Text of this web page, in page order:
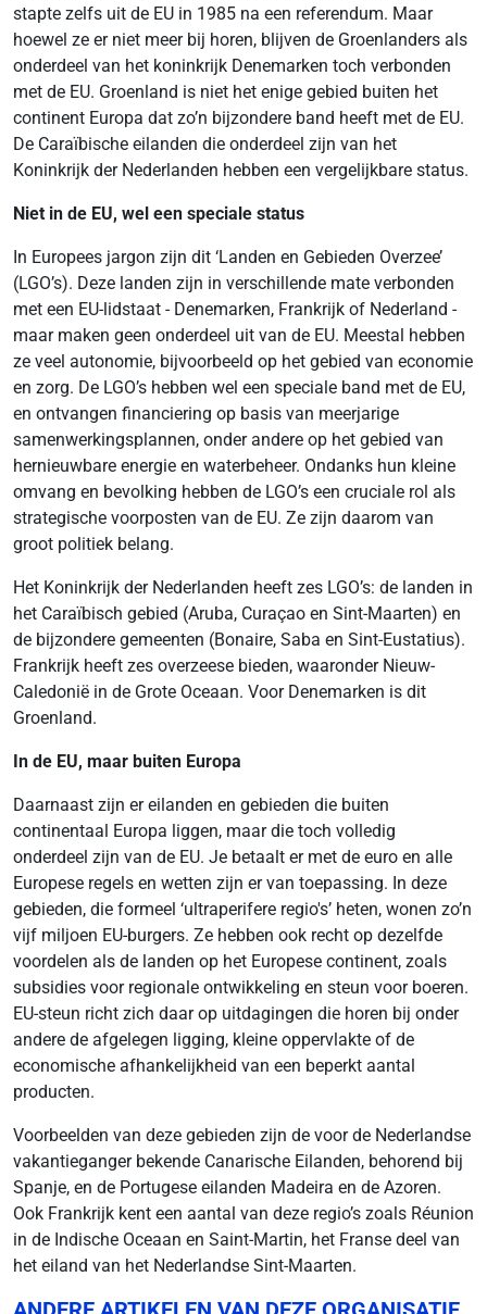
stapte zelfs uit de EU in 1985 na een referendum. Maar
hoewel ze er niet meer bij horen, blijven de Groenlanders als
onderdeel van het koninkrijk Denemarken toch verbonden
met de EU. Groenland is niet het enige gebied buiten het
continent Europa dat zo’n bijzondere band heeft met de EU.
De Caraïbische eilanden die onderdeel zijn van het
Koninkrijk der Nederlanden hebben een vergelijkbare status.
Niet in de EU, wel een speciale status
In Europees jargon zijn dit ‘Landen en Gebieden Overzee’
(LGO’s). Deze landen zijn in verschillende mate verbonden
met een EU-lidstaat - Denemarken, Frankrijk of Nederland -
maar maken geen onderdeel uit van de EU. Meestal hebben
ze veel autonomie, bijvoorbeeld op het gebied van economie
en zorg. De LGO’s hebben wel een speciale band met de EU,
en ontvangen financiering op basis van meerjarige
samenwerkingsplannen, onder andere op het gebied van
hernieuwbare energie en waterbeheer. Ondanks hun kleine
omvang en bevolking hebben de LGO’s een cruciale rol als
strategische voorposten van de EU. Ze zijn daarom van
groot politiek belang.
Het Koninkrijk der Nederlanden heeft zes LGO’s: de landen in
het Caraïbisch gebied (Aruba, Curaçao en Sint-Maarten) en
de bijzondere gemeenten (Bonaire, Saba en Sint-Eustatius).
Frankrijk heeft zes overzeese bieden, waaronder Nieuw-
Caledonië in de Grote Oceaan. Voor Denemarken is dit
Groenland.
In de EU, maar buiten Europa
Daarnaast zijn er eilanden en gebieden die buiten
continentaal Europa liggen, maar die toch volledig
onderdeel zijn van de EU. Je betaalt er met de euro en alle
Europese regels en wetten zijn er van toepassing. In deze
gebieden, die formeel ‘ultraperifere regio's’ heten, wonen zo’n
vijf miljoen EU-burgers. Ze hebben ook recht op dezelfde
voordelen als de landen op het Europese continent, zoals
subsidies voor regionale ontwikkeling en steun voor boeren.
EU-steun richt zich daar op uitdagingen die horen bij onder
andere de afgelegen ligging, kleine oppervlakte of de
economische afhankelijkheid van een beperkt aantal
producten.
Voorbeelden van deze gebieden zijn de voor de Nederlandse
vakantieganger bekende Canarische Eilanden, behorend bij
Spanje, en de Portugese eilanden Madeira en de Azoren.
Ook Frankrijk kent een aantal van deze regio’s zoals Réunion
in de Indische Oceaan en Saint-Martin, het Franse deel van
het eiland van het Nederlandse Sint-Maarten.